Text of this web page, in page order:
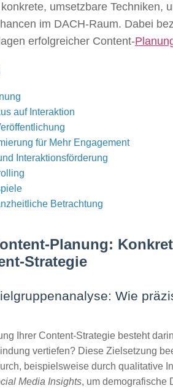
umsetzbare Techniken,
im DACH-Raum. Dabei
erfolgreicher Content-
auf Interaktion
für Mehr Engagement
Interaktionsförderung
Betrachtung
Planung:
Strategie
Wie
Ihrer Content-Strategie besteht
vertiefen? Diese Zielsetzung
beispielsweise durch qualitative
Media Insights, um demografische